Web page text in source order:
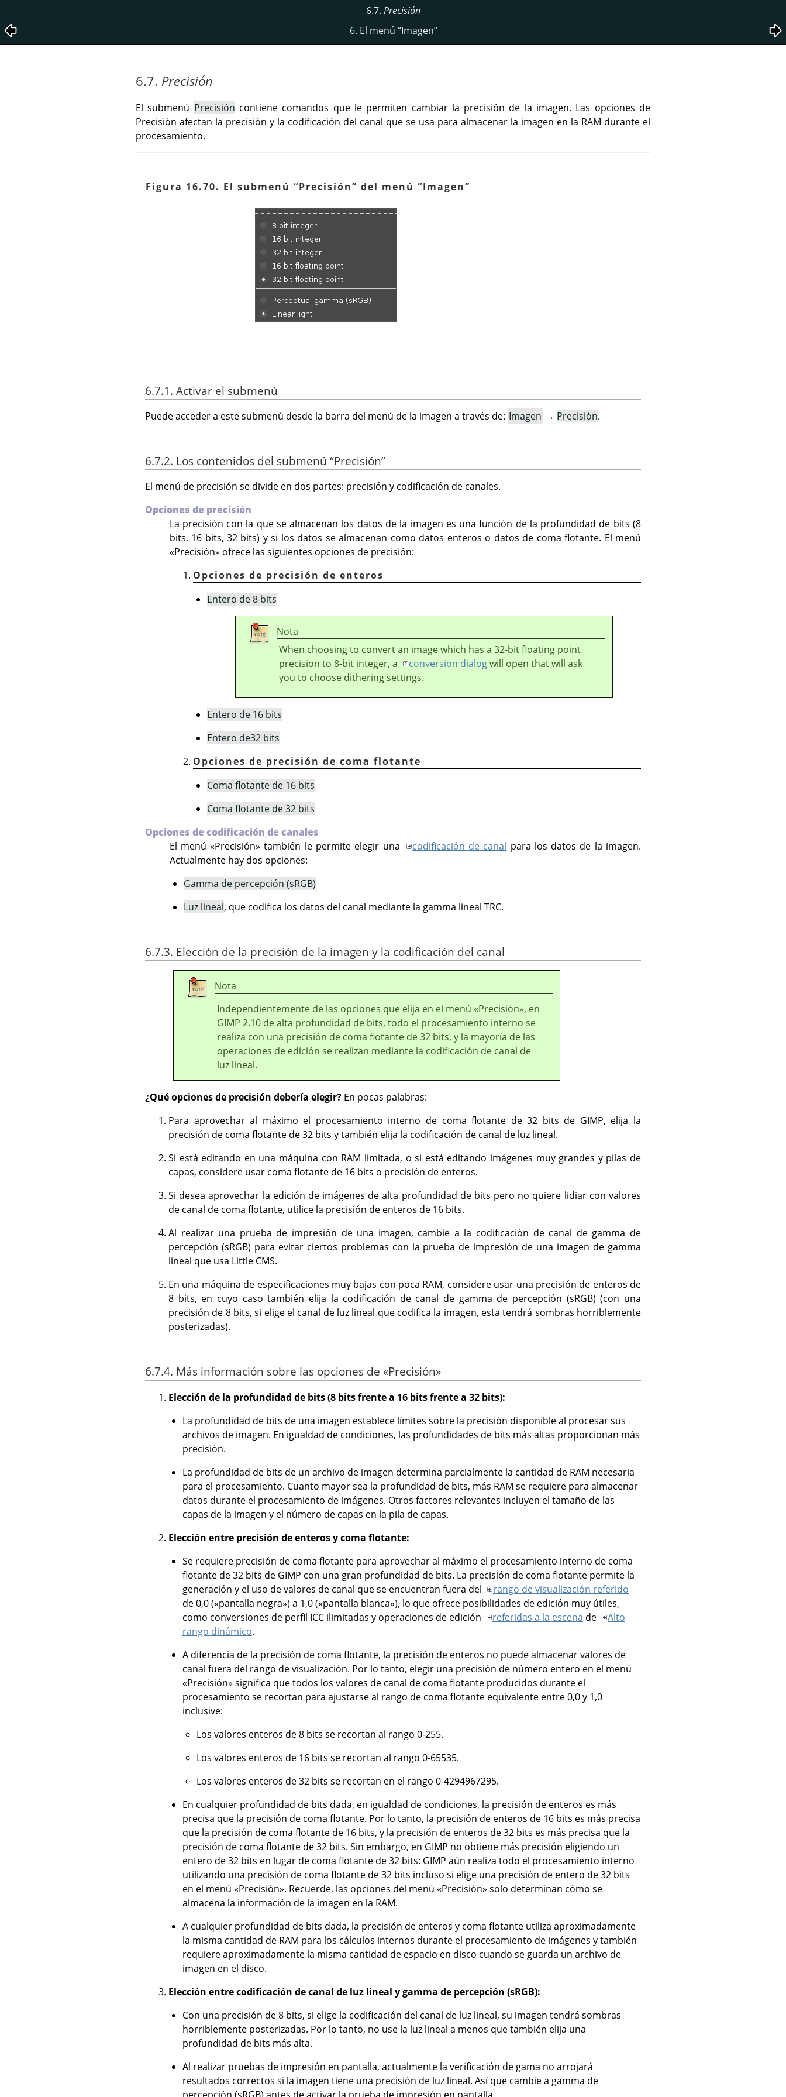
6.7. Precisión
6. El menú “Imagen”
6.7. Precisión
El submenú Precisión contiene comandos que le permiten cambiar la precisión de la imagen. Las opciones de
Precisión afectan la precisión y la codificación del canal que se usa para almacenar la imagen en la RAM durante el
procesamiento.
Figura 16.70. El submenú “Precisión” del menú “Imagen”
6.7.1. Activar el submenú
Puede acceder a este submenú desde la barra del menú de la imagen a través de: Imagen → Precisión.
6.7.2. Los contenidos del submenú “Precisión”
El menú de precisión se divide en dos partes: precisión y codificación de canales.
Opciones de precisión
La precisión con la que se almacenan los datos de la imagen es una función de la profundidad de bits (8
bits, 16 bits, 32 bits) y si los datos se almacenan como datos enteros o datos de coma flotante. El menú
«Precisión» ofrece las siguientes opciones de precisión:
Opciones de precisión de enteros
Entero de 8 bits
Nota
When choosing to convert an image which has a 32-bit floating point
precision to 8-bit integer, a
conversion dialogwill open that will ask
you to choose dithering settings.
Entero de 16 bits
Entero de32 bits
Opciones de precisión de coma flotante
Coma flotante de 16 bits
Coma flotante de 32 bits
Opciones de codificación de canales
El menú «Precisión» también le permite elegir una
codificación de canal para los datos de la imagen.
Actualmente hay dos opciones:
Gamma de percepción (sRGB)
Luz lineal, que codifica los datos del canal mediante la gamma lineal TRC.
6.7.3. Elección de la precisión de la imagen y la codificación del canal
Nota
Independientemente de las opciones que elija en el menú «Precisión», en
GIMP 2.10 de alta profundidad de bits, todo el procesamiento interno se
realiza con una precisión de coma flotante de 32 bits, y la mayoría de las
operaciones de edición se realizan mediante la codificación de canal de
luz lineal.
¿Qué opciones de precisión debería elegir? En pocas palabras:
Para aprovechar al máximo el procesamiento interno de coma flotante de 32 bits de GIMP, elija la
precisión de coma flotante de 32 bits y también elija la codificación de canal de luz lineal.
Si está editando en una máquina con RAM limitada, o si está editando imágenes muy grandes y pilas de
capas, considere usar coma flotante de 16 bits o precisión de enteros.
Si desea aprovechar la edición de imágenes de alta profundidad de bits pero no quiere lidiar con valores
de canal de coma flotante, utilice la precisión de enteros de 16 bits.
Al realizar una prueba de impresión de una imagen, cambie a la codificación de canal de gamma de
percepción (sRGB) para evitar ciertos problemas con la prueba de impresión de una imagen de gamma
lineal que usa Little CMS.
En una máquina de especificaciones muy bajas con poca RAM, considere usar una precisión de enteros de
8 bits, en cuyo caso también elija la codificación de canal de gamma de percepción (sRGB) (con una
precisión de 8 bits, si elige el canal de luz lineal que codifica la imagen, esta tendrá sombras horriblemente
posterizadas).
6.7.4. Más información sobre las opciones de «Precisión»
Elección de la profundidad de bits (8 bits frente a 16 bits frente a 32 bits):
La profundidad de bits de una imagen establece límites sobre la precisión disponible al procesar sus
archivos de imagen. En igualdad de condiciones, las profundidades de bits más altas proporcionan más
precisión.
La profundidad de bits de un archivo de imagen determina parcialmente la cantidad de RAM necesaria
para el procesamiento. Cuanto mayor sea la profundidad de bits, más RAM se requiere para almacenar
datos durante el procesamiento de imágenes. Otros factores relevantes incluyen el tamaño de las
capas de la imagen y el número de capas en la pila de capas.
Elección entre precisión de enteros y coma flotante:
Se requiere precisión de coma flotante para aprovechar al máximo el procesamiento interno de coma
flotante de 32 bits de GIMP con una gran profundidad de bits. La precisión de coma flotante permite la
generación y el uso de valores de canal que se encuentran fuera del
rango de visualización referido
de 0,0 («pantalla negra») a 1,0 («pantalla blanca»), lo que ofrece posibilidades de edición muy útiles,
como conversiones de perfil ICC ilimitadas y operaciones de edición
referidas a la escena de
Alto
rango dinámico.
A diferencia de la precisión de coma flotante, la precisión de enteros no puede almacenar valores de
canal fuera del rango de visualización. Por lo tanto, elegir una precisión de número entero en el menú
«Precisión» significa que todos los valores de canal de coma flotante producidos durante el
procesamiento se recortan para ajustarse al rango de coma flotante equivalente entre 0,0 y 1,0
inclusive:
Los valores enteros de 8 bits se recortan al rango 0-255.
Los valores enteros de 16 bits se recortan al rango 0-65535.
Los valores enteros de 32 bits se recortan en el rango 0-4294967295.
En cualquier profundidad de bits dada, en igualdad de condiciones, la precisión de enteros es más
precisa que la precisión de coma flotante. Por lo tanto, la precisión de enteros de 16 bits es más precisa
que la precisión de coma flotante de 16 bits, y la precisión de enteros de 32 bits es más precisa que la
precisión de coma flotante de 32 bits. Sin embargo, en GIMP no obtiene más precisión eligiendo un
entero de 32 bits en lugar de coma flotante de 32 bits: GIMP aún realiza todo el procesamiento interno
utilizando una precisión de coma flotante de 32 bits incluso si elige una precisión de entero de 32 bits
en el menú «Precisión». Recuerde, las opciones del menú «Precisión» solo determinan cómo se
almacena la información de la imagen en la RAM.
A cualquier profundidad de bits dada, la precisión de enteros y coma flotante utiliza aproximadamente
la misma cantidad de RAM para los cálculos internos durante el procesamiento de imágenes y también
requiere aproximadamente la misma cantidad de espacio en disco cuando se guarda un archivo de
imagen en el disco.
Elección entre codificación de canal de luz lineal y gamma de percepción (sRGB):
Con una precisión de 8 bits, si elige la codificación del canal de luz lineal, su imagen tendrá sombras
horriblemente posterizadas. Por lo tanto, no use la luz lineal a menos que también elija una
profundidad de bits más alta.
Al realizar pruebas de impresión en pantalla, actualmente la verificación de gama no arrojará
resultados correctos si la imagen tiene una precisión de luz lineal. Así que cambie a gamma de